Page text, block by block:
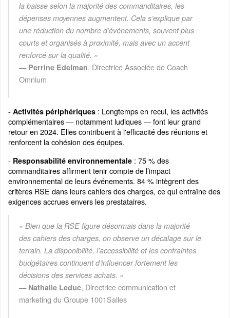
la baisse selon la majorité des commanditaires, les
dépenses moyennes augmentent. Cela s’explique par
une réduction du nombre d’événements, souvent plus
courts et organisés à proximité, mais avec un accent
renforcé sur la qualité. »
— Perrine Edelman, Directrice Associée de Coach
Omnium
- Activités périphériques : Longtemps en recul, les activités
complémentaires — notamment ludiques — font leur grand
retour en 2024. Elles contribuent à l'efficacité des réunions et
renforcent la cohésion des équipes.
- Responsabilité environnementale : 75 % des
commanditaires affirment tenir compte de l’impact
environnemental de leurs événements. 84 % intègrent des
critères RSE dans leurs cahiers des charges, ce qui entraîne des
exigences accrues envers les prestataires.
« Bien que la RSE figure désormais dans la majorité
des cahiers des charges, on observe un décalage sur le
terrain. La disponibilité, l’accessibilité et les contraintes
budgétaires continuent d’influencer fortement les
décisions des services achats. »
— Nathalie Leduc, Directrice communication et
marketing du Groupe 1001Salles